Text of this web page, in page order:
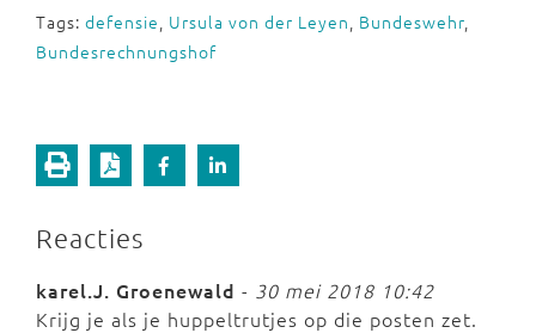
Tags: defensie, Ursula von der Leyen, Bundeswehr,
Bundesrechnungshof
Reacties
karel.J. Groenewald - 30 mei 2018 10:42
Krijg je als je huppeltrutjes op die posten zet.